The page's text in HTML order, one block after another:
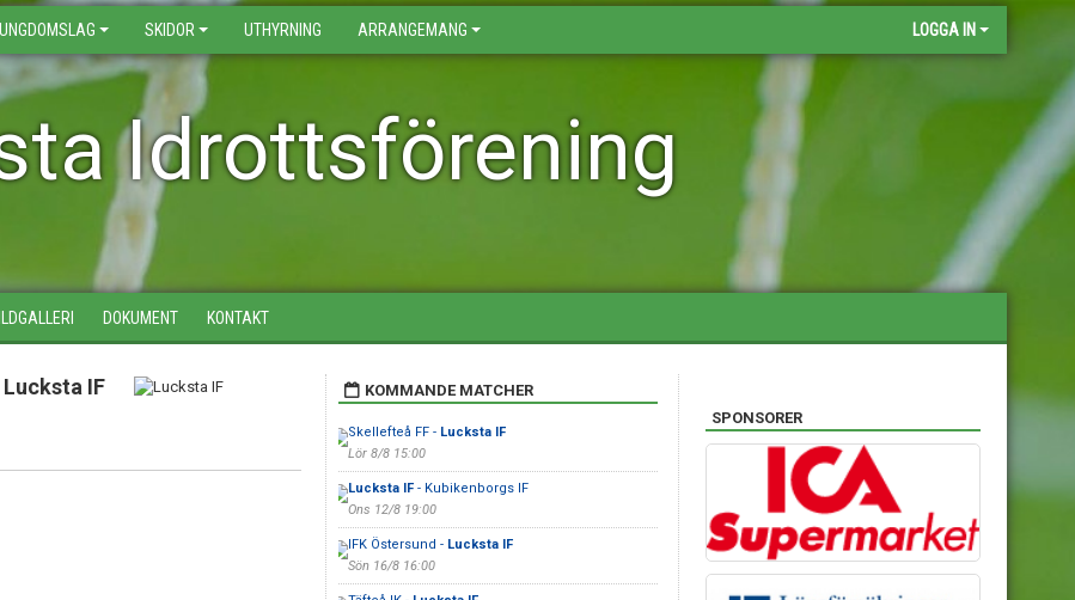
UNGDOMSLAG SKIDOR UTHYRNING ARRANGEMANG LOGGA IN
Idrottsförening
DOKUMENT KONTAKT
Lucksta IF KOMMANDE MATCHER
Skellefteå FF - Lucksta IF
Lör 8/8 15:00
Lucksta IF- Kubikenborgs IF
Ons 12/8 19:00
IFK Östersund - Lucksta IF
Sön 16/8 16:00
SPONSORER